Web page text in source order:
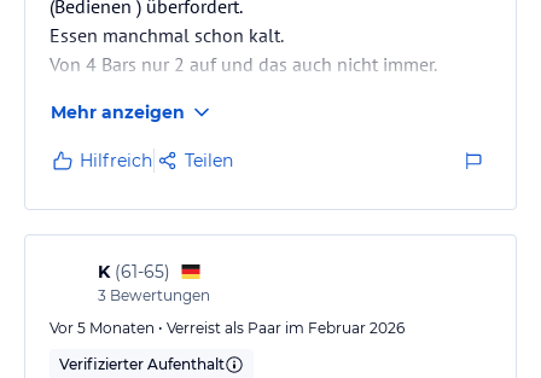
(Bedienen ) überfordert.
Essen manchmal schon kalt.
Von 4 Bars nur 2 auf und das auch nicht immer.
Mehr anzeigen
Hilfreich Teilen
K (61-65)
3 Bewertungen
Vor 5 Monaten • Verreist als Paar im Februar 2026
Verifizierter Aufenthalt